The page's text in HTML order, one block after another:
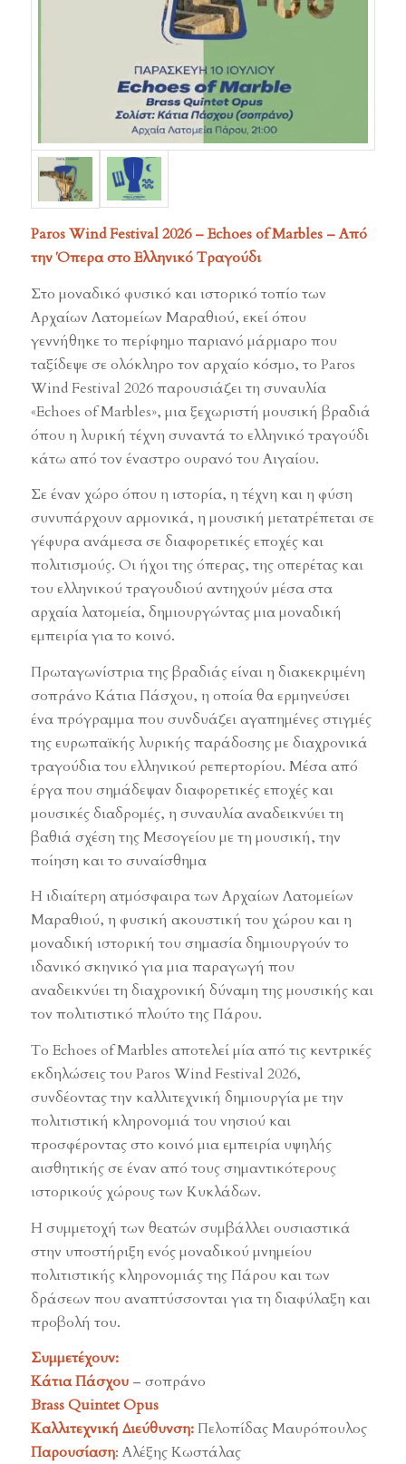
Paros Wind Festival 2026– Echoes of Marbles – Από
την Όπερα στο Ελληνικό Τραγούδι
Στο μοναδικό φυσικό και ιστορικό τοπίο των
Αρχαίων Λατομείων Μαραθιού, εκεί όπου
γεννήθηκε το περίφημο παριανό μάρμαρο που
ταξίδεψε σε ολόκληρο τον αρχαίο κόσμο, το Paros
Wind Festival 2026 παρουσιάζει τη συναυλία
«Echoes of Marbles», μια ξεχωριστή μουσική βραδιά
όπου η λυρική τέχνη συναντά το ελληνικό τραγούδι
κάτω από τον έναστρο ουρανό του Αιγαίου.
Σε έναν χώρο όπου η ιστορία, η τέχνη και η φύση
συνυπάρχουν αρμονικά, η μουσική μετατρέπεται σε
γέφυρα ανάμεσα σε διαφορετικές εποχές και
πολιτισμούς. Οι ήχοι της όπερας, της οπερέτας και
του ελληνικού τραγουδιού αντηχούν μέσα στα
αρχαία λατομεία, δημιουργώντας μια μοναδική
εμπειρία για το κοινό.
Πρωταγωνίστρια της βραδιάς είναι η διακεκριμένη
σοπράνο Κάτια Πάσχου, η οποία θα ερμηνεύσει
ένα πρόγραμμα που συνδυάζει αγαπημένες στιγμές
της ευρωπαϊκής λυρικής παράδοσης με διαχρονικά
τραγούδια του ελληνικού ρεπερτορίου. Μέσα από
έργα που σημάδεψαν διαφορετικές εποχές και
μουσικές διαδρομές, η συναυλία αναδεικνύει τη
βαθιά σχέση της Μεσογείου με τη μουσική, την
ποίηση και το συναίσθημα
Η ιδιαίτερη ατμόσφαιρα των Αρχαίων Λατομείων
Μαραθιού, η φυσική ακουστική του χώρου και η
μοναδική ιστορική του σημασία δημιουργούν το
ιδανικό σκηνικό για μια παραγωγή που
αναδεικνύει τη διαχρονική δύναμη της μουσικής και
τον πολιτιστικό πλούτο της Πάρου.
Το Echoes of Marbles αποτελεί μία από τις κεντρικές
εκδηλώσεις του Paros Wind Festival 2026,
συνδέοντας την καλλιτεχνική δημιουργία με την
πολιτιστική κληρονομιά του νησιού και
προσφέροντας στο κοινό μια εμπειρία υψηλής
αισθητικής σε έναν από τους σημαντικότερους
ιστορικούς χώρους των Κυκλάδων.
Η συμμετοχή των θεατών συμβάλλει ουσιαστικά
στην υποστήριξη ενός μοναδικού μνημείου
πολιτιστικής κληρονομιάς της Πάρου και των
δράσεων που αναπτύσσονται για τη διαφύλαξη και
προβολή του.
Συμμετέχουν:
Κάτια Πάσχου – σοπράνο
Brass Quintet Opus
Καλλιτεχνική Διεύθυνση:Πελοπίδας Μαυρόπουλος
Παρουσίαση: Αλέξης Κωστάλας